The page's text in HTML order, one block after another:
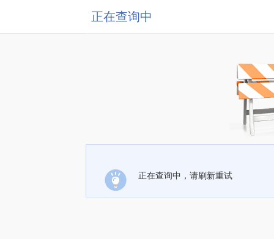
正在查询中
正在查询中，请刷新重试